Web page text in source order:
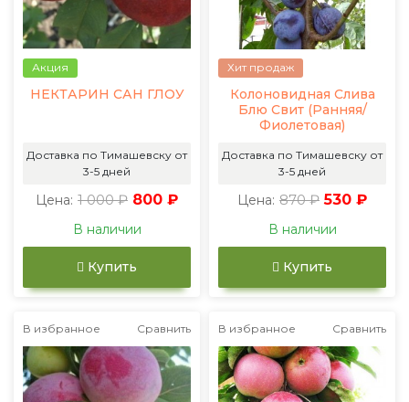
Акция
НЕКТАРИН САН ГЛОУ
Доставка по Тимашевску от
3-5 дней
Цена: 1 000 ₽ 800 ₽
В наличии
Купить
Хит продаж
Колоновидная Слива
Блю Свит (Ранняя/
Фиолетовая)
Доставка по Тимашевску от
3-5 дней
Цена: 870 ₽ 530 ₽
В наличии
Купить
В избранное Сравнить В избранное Сравнить